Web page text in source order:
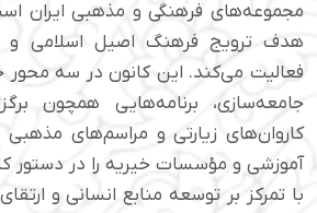
هدف ترویج فرهنگ اصیل اسلامی و
فعالیت می‌کند. این کانون در سه محور
جامعه‌سازی، برنامه‌هایی همچون
کاروان‌های زیارتی و مراسم‌های مذهبی
آموزشی و مؤسسات خیریه را در دستور
با تمرکز بر توسعه منابع انسانی و